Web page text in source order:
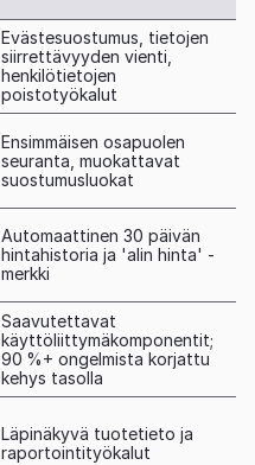
Evästesuostumus, tietojen
siirrettävyyden vienti,
henkilötietojen
poistotyökalut
Ensimmäisen osapuolen
seuranta, muokattavat
suostumusluokat
Automaattinen 30 päivän
hintahistoria ja 'alin hinta' -
merkki
Saavutettavat
käyttöliittymäkomponentit;
90 %+ ongelmista korjattu
kehys tasolla
Läpinäkyvä tuotetieto ja
raportointityökalut